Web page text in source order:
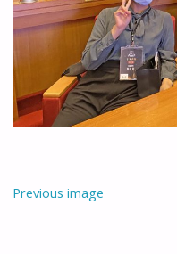
Previous image